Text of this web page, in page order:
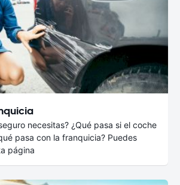
necesitas? ¿Qué pasa si el coche
pasa con la franquicia? Puedes
página